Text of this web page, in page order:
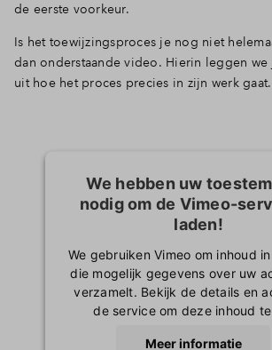
de eerste voorkeur.
Is het toewijzingsproces je nog niet
dan onderstaande video. Hierin leggen we
uit hoe het proces precies in zijn werk gaat.
We hebben uw
nodig om de Vimeo-
laden!
We gebruiken Vimeo om inhoud
die mogelijk gegevens over uw
verzamelt. Bekijk de details en
de service om deze inhoud
Meer informatie